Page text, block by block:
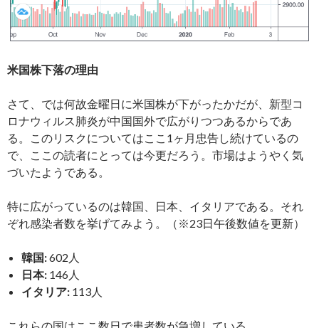
米国株下落の理由
さて、では何故金曜日に米国株が下がったかだが、新型コ
ロナウィルス肺炎が中国国外で広がりつつあるからであ
る。このリスクについてはここ1ヶ月忠告し続けているの
で、ここの読者にとっては今更だろう。市場はようやく気
づいたようである。
特に広がっているのは韓国、日本、イタリアである。それ
ぞれ感染者数を挙げてみよう。（※23日午後数値を更新）
韓国:602人
日本: 146人
イタリア: 113人